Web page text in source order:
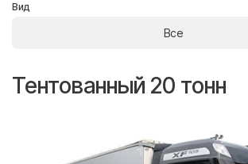
Вид
Тентованный 20 тонн